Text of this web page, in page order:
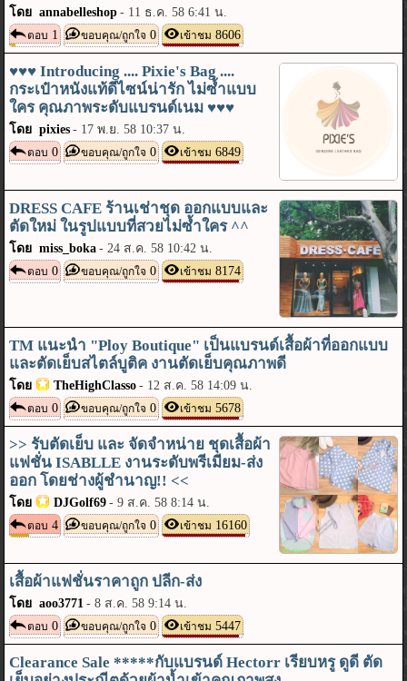
โดย annabelleshop - 11 ธ.ค. 58 6:41 น.
ตอบ 1 ขอบคุณ/ถูกใจ 0 เข้าชม 8606
♥♥♥ Introducing .... Pixie's Bag ....
กระเป๋าหนังแท้ดีไซน์น่ารัก ไม่ซ้ำแบบ
ใคร คุณภาพระดับแบรนด์เนม ♥♥♥
โดย pixies - 17 พ.ย. 58 10:37 น.
ตอบ 0 ขอบคุณ/ถูกใจ 0 เข้าชม 6849
DRESS CAFE ร้านเช่าชุด ออกแบบและ
ตัดใหม่ ในรูปแบบที่สวยไม่ซ้ำใคร ^^
โดย miss_boka - 24 ส.ค. 58 10:42 น.
ตอบ 0 ขอบคุณ/ถูกใจ 0 เข้าชม 8174
TM แนะนำ "Ploy Boutique" เป็นแบรนด์เสื้อผ้าที่ออกแบบ
และตัดเย็บสไตล์บูติค งานตัดเย็บคุณภาพดี
โดย TheHighClasso - 12 ส.ค. 58 14:09 น.
ตอบ 0 ขอบคุณ/ถูกใจ 0 เข้าชม 5678
>> รับตัดเย็บ และ จัดจำหน่าย ชุดเสื้อผ้า
แฟชั่น ISABLLE งานระดับพรีเมียม-ส่ง
ออก โดยช่างผู้ชำนาญ!! <<
โดย DJGolf69 -9 ส.ค. 58 8:14 น.
ตอบ 4 ขอบคุณ/ถูกใจ 0 เข้าชม 16160
เสื้อผ้าแฟชั่นราคาถูก ปลีก-ส่ง
โดย aoo3771 -8 ส.ค. 58 9:14 น.
ตอบ 0 ขอบคุณ/ถูกใจ 0 เข้าชม 5447
Clearance Sale *****กับแบรนด์ Hectorr เรียบหรู ดูดี ตัด